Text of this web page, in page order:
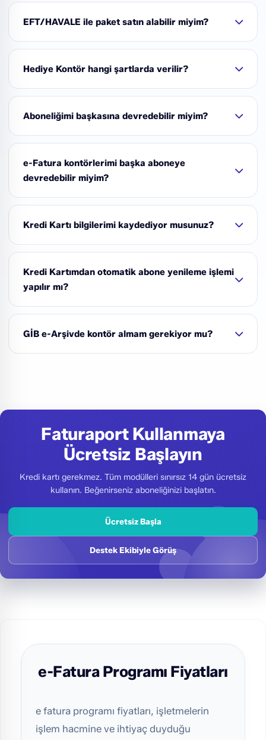
içerisinde sorgusuz sualsiz paranızı iade ederiz.
EFT/HAVALE ile paket satın alabilir miyim?
Ödemelerinizi arzu ederseniz EFT/Havale veya FAST ile
gerçekleştirebilirsiniz. Destek bölümünden
arkadaşlarımız yardımcı olacaktır.
Hediye Kontör hangi şartlarda verilir?
Kampanya dahilinde paketinizi yenilediğinizde hediye
kontör tanımlanır
Aboneliğimi başkasına devredebilir miyim?
Hesabınızda aktif paketiniz varsa başka aboneye
devredebilirsiniz.
e-Fatura kontörlerimi başka aboneye
devredebilir miyim?
Hesabınızda aktif kontör bakiyeniz arzu ederseniz
başka bir Faturaport abonesine devredilebilir.
Kredi Kartı bilgilerimi kaydediyor musunuz?
Kesinlikle HAYIR!
Kredi Kartımdan otomatik abone yenileme işlemi
yapılır mı?
Kesinlikle HAYIR!
GİB e-Arşivde kontör almam gerekiyor mu?
Faturaport Kullanmaya
Ücretsiz Başlayın
Kredi kartı gerekmez. Tüm modülleri sınırsız 14 gün ücretsiz
kullanın. Beğenirseniz aboneliğinizi başlatın.
Ücretsiz Başla
Destek Ekibiyle Görüş
e-Fatura Programı Fiyatları
e fatura programı fiyatları, işletmelerin
işlem hacmine ve ihtiyaç duyduğu